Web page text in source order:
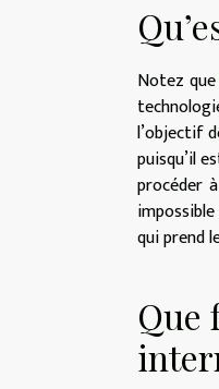
Notez
l’objectif
puisqu’il
procéder
qui prend
Que